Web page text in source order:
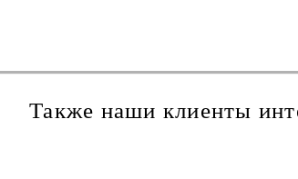
Также наши клиенты